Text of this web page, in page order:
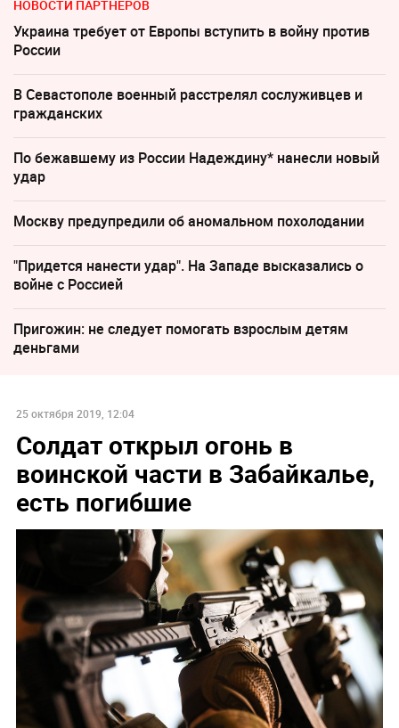
НОВОСТИ ПАРТНЕРОВ
Украина требует от Европы вступить в войну против
России
В Севастополе военный расстрелял сослуживцев и
гражданских
По бежавшему из России Надеждину* нанесли новый
удар
Москву предупредили об аномальном похолодании
"Придется нанести удар". На Западе высказались о
войне с Россией
Пригожин: не следует помогать взрослым детям
деньгами
25 октября 2019, 12:04
Солдат открыл огонь в
воинской части в Забайкалье,
есть погибшие